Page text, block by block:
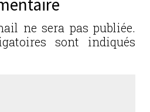
ne sera pas publiée.
sont indiqués